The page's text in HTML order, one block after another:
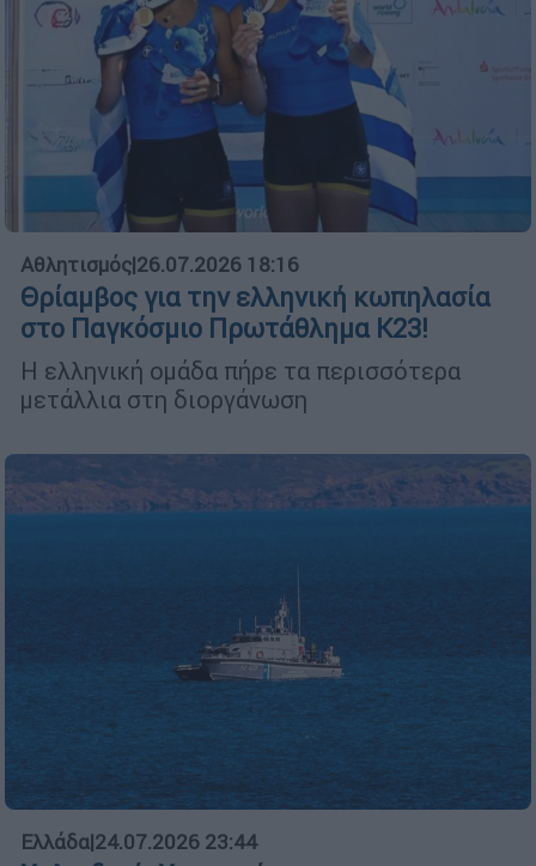
Αθλητισμός|26.07.2026 18:16
Θρίαμβος για την ελληνική κωπηλασία
στο Παγκόσμιο Πρωτάθλημα Κ23!
Η ελληνική ομάδα πήρε τα περισσότερα
μετάλλια στη διοργάνωση
Ελλάδα|24.07.2026 23:44